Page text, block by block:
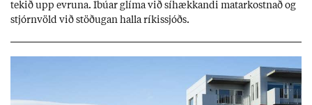
tek­ið upp evr­una. Íbú­ar glíma við sí­hækk­andi mat­ar­kostn­að og
stjórn­völd við stöð­ug­an halla rík­is­sjóðs.